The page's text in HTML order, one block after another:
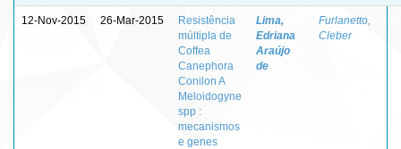
12-Nov-2015 26-Mar-2015
Resistência
múltipla de
Coffea
Canephora
Conilon A
Meloidogyne
spp :
mecanismos
e genes
Lima,
Edriana
Araújo
de
Furlanetto,
Cleber